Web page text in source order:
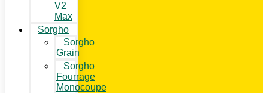
V2
Max
Sorgho
Sorgho
Grain
Sorgho
Fourrage
Monocoupe